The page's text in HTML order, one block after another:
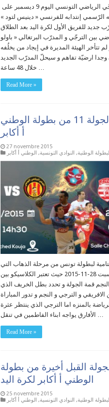
الرّسمي إنتدابه للفرنسي « دينيس لتود »
جديد للفريق الأول لكرة اليد بعد الطلاق
بين الترجّي و المدرّب البرتغالي « باولو
لم تتأخر الهيئة المديرة في إيجاد من يخلُفه
وجدا ارضيّة تفاهم و سيحلّ المدرّب الجديد
خلال 48 ساعة …
Read More »
برنامج الجولة 11 من بطولة الوطني
أ أكابر
27 novembre 2015
الوطنية, النوادي التونسية, الوطني أ أكابر
لبطولة تونس من مرحلة الذهاب التي
تدور يوم السبت 28-11-2015 حيث تعتبر الكلاسيكو بين
النجم قمة الجولة و تحدد بطل الخريف الذي
الافريقي و الترجي و النجم و تدور المباراة
بالمنزه اما الترجي الذي ينتظر عثرة
الأفارق يواجه ابناء الفاطمين في تنقل …
Read More »
القبل أخيرة من بطولة
الوطني أ أكابر لكرة اليد
25 novembre 2015
الوطنية, النوادي التونسية, الوطني أ أكابر